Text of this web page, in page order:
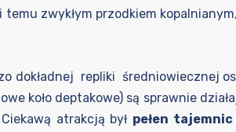
zwykłym przodkiem
dokładnej repliki średniowiecznej
koło deptakowe) są sprawnie
atrakcją był pełen